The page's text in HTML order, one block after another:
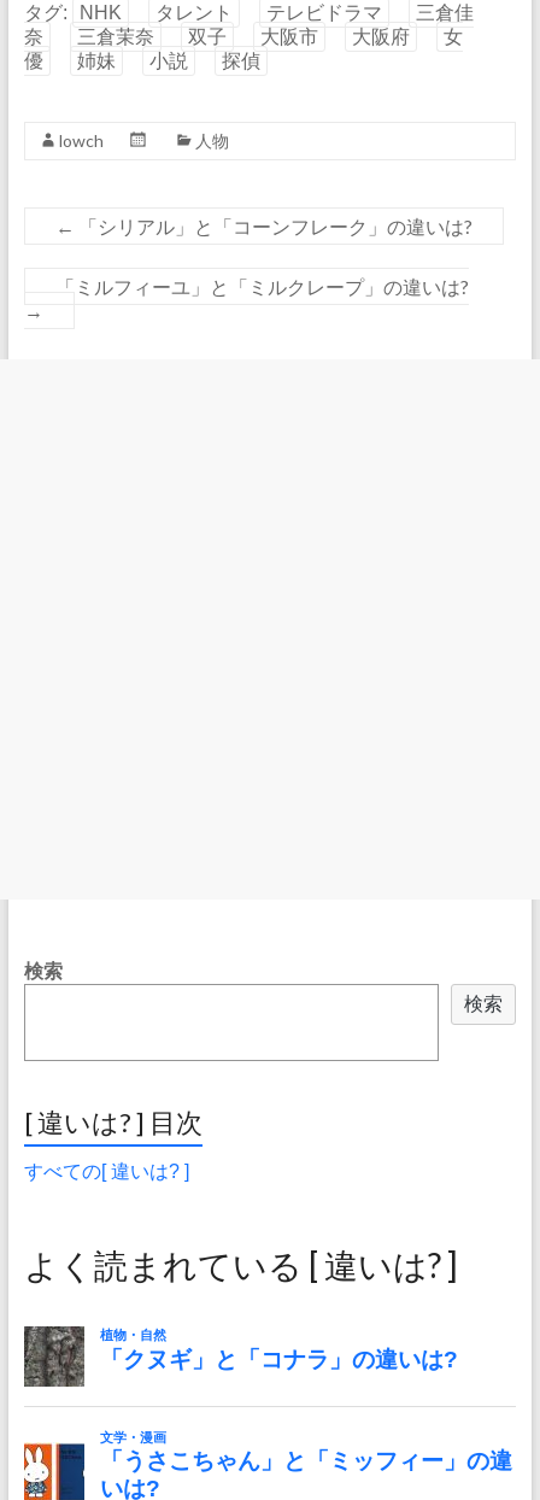
タグ: NHK タレント テレビドラマ
三倉佳
奈
三倉茉奈 双子 大阪市 大阪府
女
優
姉妹 小説 探偵
lowch 人物
← 「シリアル」と「コーンフレーク」の違いは?
「ミルフィーユ」と「ミルクレープ」の違いは?
→
検索
検索
[ 違いは? ] 目次
すべての[ 違いは? ]
よく読まれている [ 違いは? ]